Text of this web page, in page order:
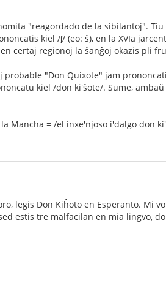
"reagordado de la sibilantoj".
kiel /ʃ/ (eo: ŝ), en la XVIa
certaj regionoj la ŝanĝoj okazis pli
probable "Don Quixote" jam
kiel /don ki'ŝote/. Sume,
Mancha = /el inxe'njoso i'dalgo don
legis Don Kiĥoto en Esperanto. Mi
estis tre malfacilan en mia lingvo,